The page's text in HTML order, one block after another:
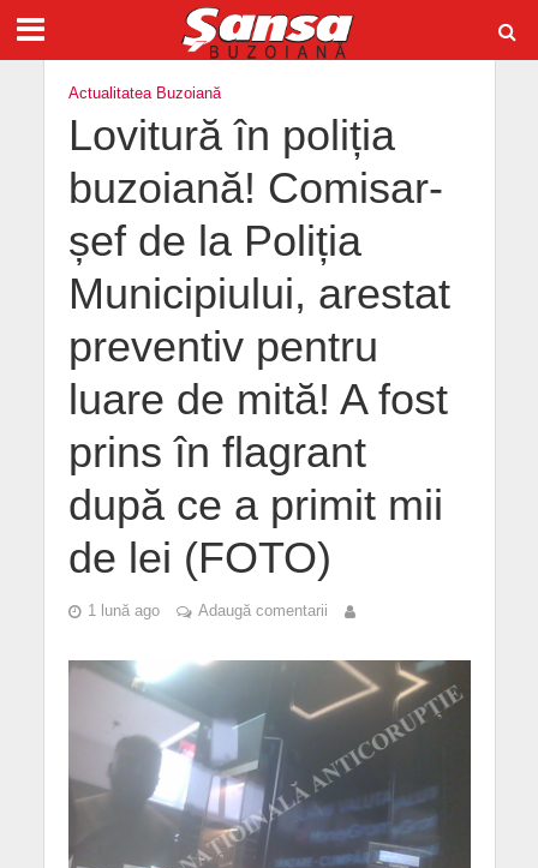
Actualitatea Buzoiană
Lovitură în poliția
buzoiană! Comisar-
șef de la Poliția
Municipiului, arestat
preventiv pentru
luare de mită! A fost
prins în flagrant
după ce a primit mii
de lei (FOTO)
1 lună ago Adaugă comentarii